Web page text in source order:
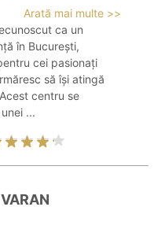
Arată mai multe >>
ca un
în București,
cei pasionați
să își atingă
centru se
...